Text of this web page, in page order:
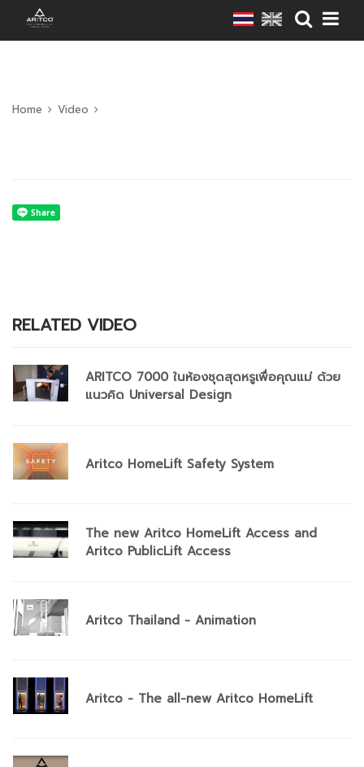
Home Video
RELATED VIDEO
ARITCO 7000 ในห้องชุดสุดหรูเพื่อคุณแม่ ด้วย
แนวคิด Universal Design
Aritco HomeLift Safety System
The new Aritco HomeLift Access and
Aritco PublicLift Access
Aritco Thailand - Animation
Aritco - The all-new Aritco HomeLift